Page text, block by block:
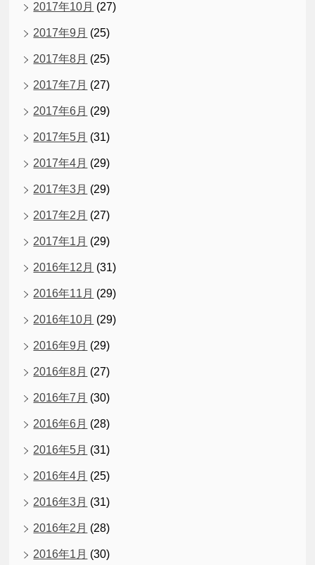
2017年10月 (27)
2017年9月 (25)
2017年8月 (25)
2017年7月 (27)
2017年6月 (29)
2017年5月 (31)
2017年4月 (29)
2017年3月 (29)
2017年2月 (27)
2017年1月 (29)
2016年12月 (31)
2016年11月 (29)
2016年10月 (29)
2016年9月 (29)
2016年8月 (27)
2016年7月 (30)
2016年6月 (28)
2016年5月 (31)
2016年4月 (25)
2016年3月 (31)
2016年2月 (28)
2016年1月 (30)